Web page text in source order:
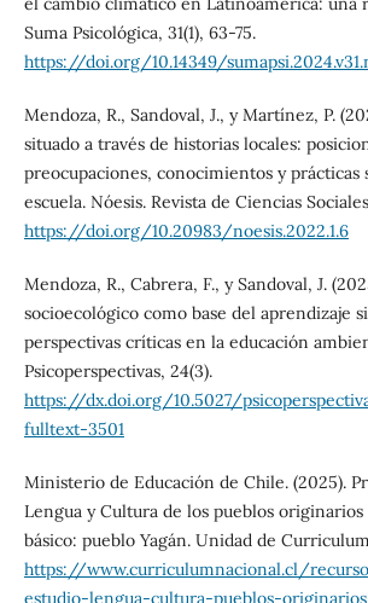
Suma Psicológica, 31(1), 63-75.
https://doi.org/10.14349/
Mendoza, R., Sandoval, J., y Martínez, P.
situado a través de historias locales:
preocupaciones, conocimientos y prácticas
escuela. Nóesis. Revista de Ciencias
https://doi.org/10.20983/noesis.2022.1.6
Mendoza, R., Cabrera, F., y Sandoval, J.
socioecológico como base del aprendizaje
perspectivas críticas en la educación
Psicoperspectivas, 24(3).
https://dx.doi.org/10.5027/
fulltext-3501
Ministerio de Educación de Chile. (2025).
Lengua y Cultura de los pueblos originarios
básico: pueblo Yagán. Unidad de
https://www.curriculumnacional.cl/
estudio-lengua-cultura-pueblos-